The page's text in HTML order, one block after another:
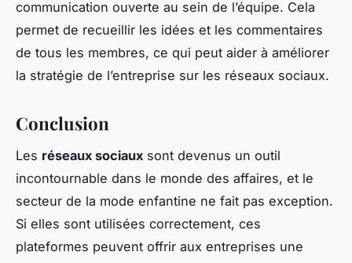
communication ouverte au sein de l’équipe. Cela
permet de recueillir les idées et les commentaires
de tous les membres, ce qui peut aider à améliorer
la stratégie de l’entreprise sur les réseaux sociaux.
Conclusion
Les réseaux sociaux sont devenus un outil
incontournable dans le monde des affaires, et le
secteur de la mode enfantine ne fait pas exception.
Si elles sont utilisées correctement, ces
plateformes peuvent offrir aux entreprises une